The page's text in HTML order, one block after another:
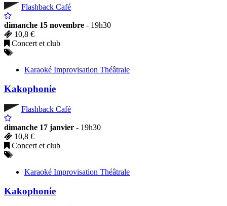
Flashback Café
dimanche 15 novembre - 19h30
10,8 €
Concert et club
Karaoké Improvisation Théâtrale
Kakophonie
Flashback Café
dimanche 17 janvier - 19h30
10,8 €
Concert et club
Karaoké Improvisation Théâtrale
Kakophonie